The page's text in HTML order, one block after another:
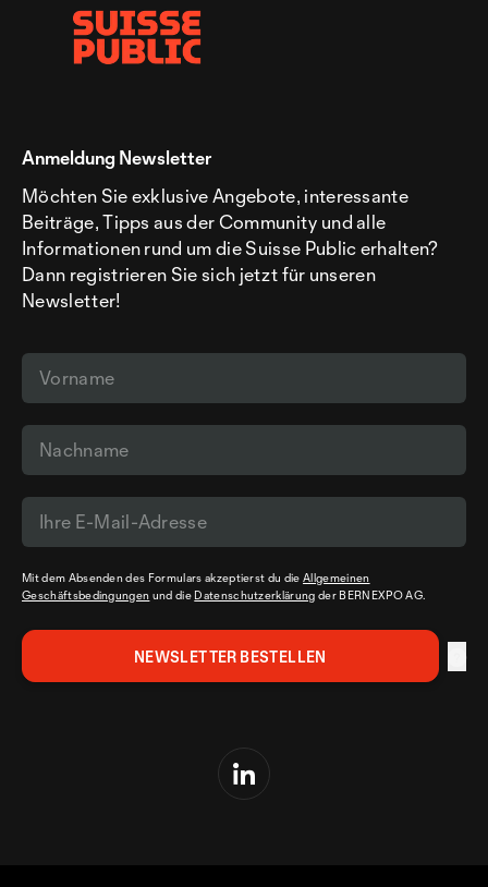
Anmeldung Newsletter
Möchten Sie exklusive Angebote, interessante
Beiträge, Tipps aus der Community und alle
Informationen rund um die Suisse Public erhalten?
Dann registrieren Sie sich jetzt für unseren
Newsletter!
Mit dem Absenden des Formulars akzeptierst du dieAllgemeinen
Geschäftsbedingungen und die Datenschutzerklärung der BERNEXPO AG.